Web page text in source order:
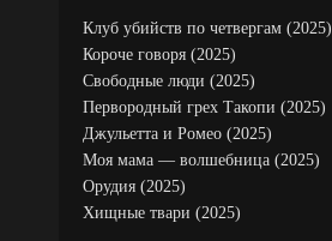
Клуб убийств по четвергам (2025)
Короче говоря (2025)
Свободные люди (2025)
Первородный грех Такопи (2025)
Джульетта и Ромео (2025)
Моя мама — волшебница (2025)
Орудия (2025)
Хищные твари (2025)